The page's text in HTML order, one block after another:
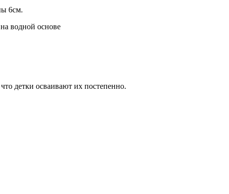
6см.
водной основе
детки осваивают их постепенно.